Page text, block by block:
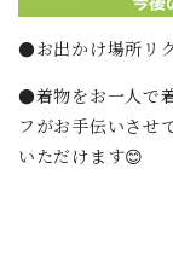
●お出かけ場所リ
●着物をお一人で
フがお手伝いさせ
いただけます😊